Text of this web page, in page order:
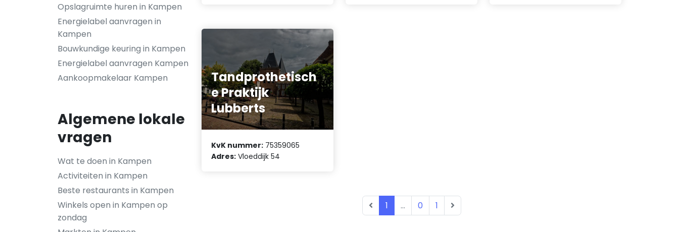
Opslagruimte huren in Kampen
Energielabel aanvragen in
Kampen
Bouwkundige keuring in Kampen
Energielabel aanvragen Kampen
Aankoopmakelaar Kampen
Algemene lokale
vragen
Wat te doen in Kampen
Activiteiten in Kampen
Beste restaurants in Kampen
Winkels open in Kampen op
zondag
Tandprothetisch
e Praktijk
Lubberts
KvK nummer: 75359065
Adres: Vloeddijk 54
1 ... 0 1